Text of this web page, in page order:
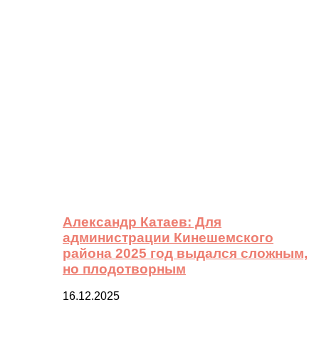
Александр Катаев: Для
администрации Кинешемского
района 2025 год выдался сложным,
но плодотворным
16.12.2025